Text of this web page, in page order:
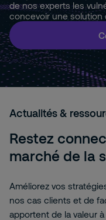
de nos experts les
concevoir une solution
Actualités &
Restez
marché de la
Améliorez vos
nos cas clients et de
apportent de la valeur